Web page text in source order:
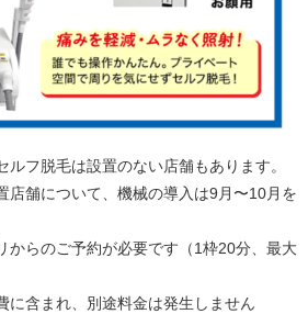
フ脱毛は設置のない店舗もあります。
店舗について、機械の導入は9月〜10月を
からのご予約が必要です（1枠20分、最大
に含まれ、別途料金は発生しません